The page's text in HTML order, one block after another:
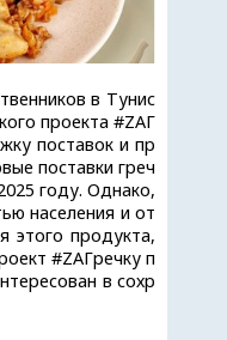
в Тунис
проекта #ZAГ
поставок и пр
поставки греч
году. Однако,
населения и от
этого продукта,
#ZAГречку п
в сохр